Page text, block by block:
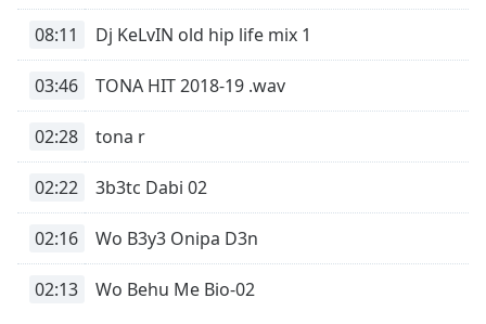
Playback
Rate
Chapters
Descriptions
descriptions
off,
08:11 Dj KeLvIN old hip life mix 1
03:46 TONA HIT 2018-19 .wav
02:28 tona r
02:22 3b3tc Dabi 02
02:16 Wo B3y3 Onipa D3n
02:13 Wo Behu Me Bio-02